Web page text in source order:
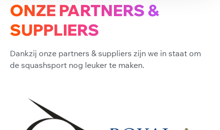
ONZE PARTNERS &
SUPPLIERS
Dankzij onze partners & suppliers zijn we in staat om
de squashsport nog leuker te maken.